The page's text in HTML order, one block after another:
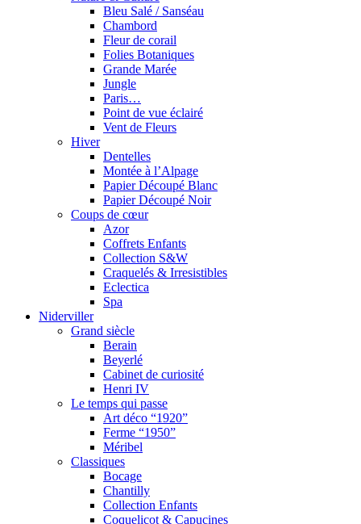
Bleu Salé / Sanséau
Chambord
Fleur de corail
Folies Botaniques
Grande Marée
Jungle
Paris…
Point de vue éclairé
Vent de Fleurs
Hiver
Dentelles
Montée à l’Alpage
Papier Découpé Blanc
Papier Découpé Noir
Coups de cœur
Azor
Coffrets Enfants
Collection S&W
Craquelés & Irresistibles
Eclectica
Spa
Niderviller
Grand siècle
Berain
Beyerlé
Cabinet de curiosité
Henri IV
Le temps qui passe
Art déco “1920”
Ferme “1950”
Méribel
Classiques
Bocage
Chantilly
Collection Enfants
Coquelicot & Capucines